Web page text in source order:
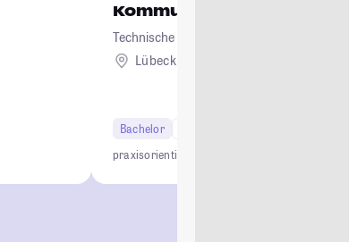
Technische Hochschule Lübeck
Lübeck
Bachelor
praxisorientiert